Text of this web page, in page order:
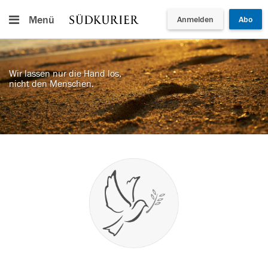
Menü Anmelden Abo
Wir lassen nur die Hand los,
nicht den Menschen.